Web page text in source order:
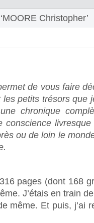
Christopher’
de vous faire
petits trésors que
chronique
conscience
ou de loin le
pages (dont 168
J’étais en train
même. Et puis, j’ai